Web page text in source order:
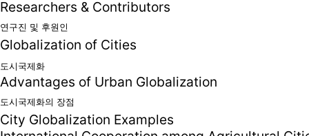
Researchers & Contributors
연구진 및 후원인
Globalization of Cities
도시국제화
Advantages of Urban Globalization
도시국제화의 장점
City Globalization Examples